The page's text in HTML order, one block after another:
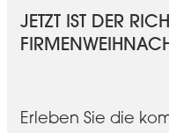
JETZT IST DER
Erleben Sie die